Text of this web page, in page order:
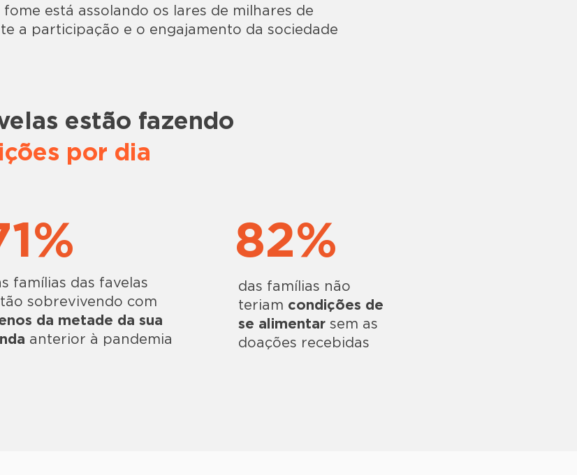
está assolando os lares de milhares de
a participação e o engajamento da sociedade
estão fazendo
por dia
famílias das favelas
sobrevivendo com
da metade da sua
anterior à pandemia
82%
das famílias não
teriam condições de
se alimentar sem as
doações recebidas